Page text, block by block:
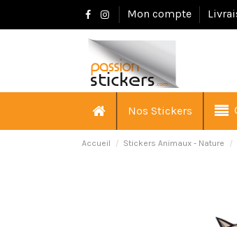
Mon compte
Nos Stickers
Accueil Stickers Animaux - Nature